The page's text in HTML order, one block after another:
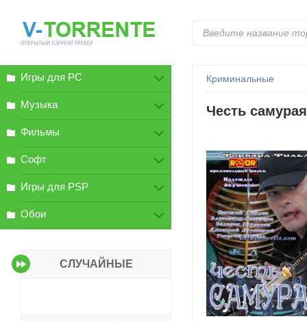
Криминальные
Честь
Игры для PC
Музыка
Фильмы
Софт
Игры для PSP
Обои
СЛУЧАЙНЫЕ